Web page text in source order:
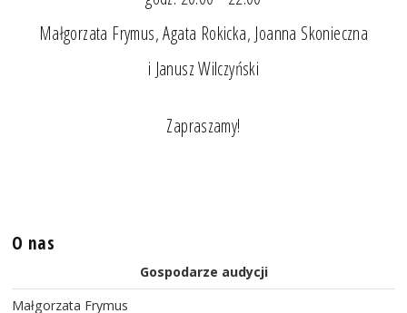
Małgorzata Frymus, Agata Rokicka, Joanna Skonieczna
i Janusz Wilczyński
Zapraszamy!
O nas
Gospodarze audycji
Małgorzata Frymus